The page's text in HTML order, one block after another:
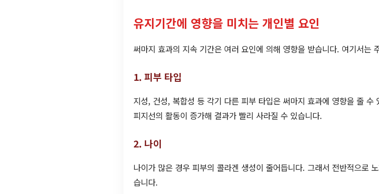
유지기간에 영향을 미치는 개인별 요인
써마지 효과의 지속 기간은 여러 요인에 의해 영향을 받습니다. 여기서는
1. 피부 타입
지성, 건성, 복합성 등 각기 다른 피부 타입은 써마지 효과에 영향을 줄
피지선의 활동이 증가해 결과가 빨리 사라질 수 있습니다.
2. 나이
나이가 많은 경우 피부의 콜라겐 생성이 줄어듭니다. 그래서 전반적으로
습니다.